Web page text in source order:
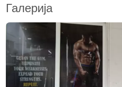
Галерија